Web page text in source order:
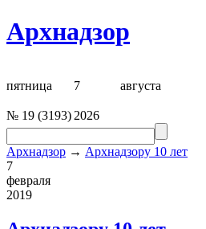
Архнадзор
пятница 7 августа
№ 19 (3193) 2026
Архнадзор → Архнадзору 10 лет
7
февраля
2019